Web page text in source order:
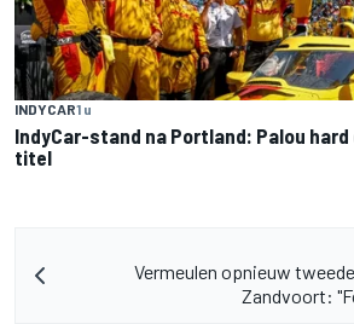
INDYCAR1 u
IndyCar-stand na Portland: Palou
titel
Vermeulen opnieuw
Zandvoort: